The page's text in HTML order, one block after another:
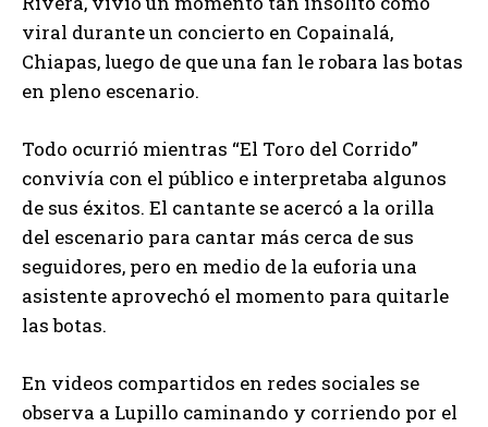
viral durante un concierto en Copainalá,
Chiapas, luego de que una fan le robara las botas
en pleno escenario.
Todo ocurrió mientras “El Toro del Corrido”
convivía con el público e interpretaba algunos
de sus éxitos. El cantante se acercó a la orilla
del escenario para cantar más cerca de sus
seguidores, pero en medio de la euforia una
asistente aprovechó el momento para quitarle
las botas.
En videos compartidos en redes sociales se
observa a Lupillo caminando y corriendo por el